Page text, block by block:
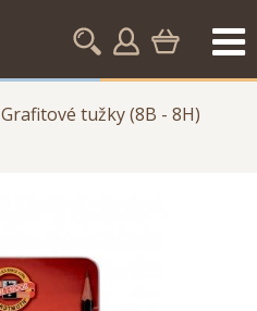
Grafitové tužky (8B - 8H)